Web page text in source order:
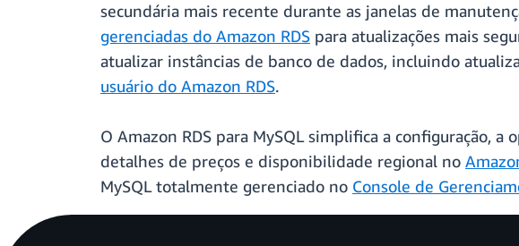
secundária mais recente durante as janelas de
gerenciadas do Amazon RDS para atualizações mais
atualizar instâncias de banco de dados, incluindo
usuário do Amazon RDS.
O Amazon RDS para MySQL simplifica a configuração,
detalhes de preços e disponibilidade regional no
MySQL totalmente gerenciado no Console de